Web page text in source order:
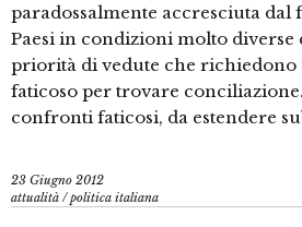
paradossalmente accresciuta dal
Paesi in condizioni molto diverse
priorità di vedute che
faticoso per trovare conciliazione.
confronti faticosi, da estendere
23 Giugno 2012
attualità /politica italiana